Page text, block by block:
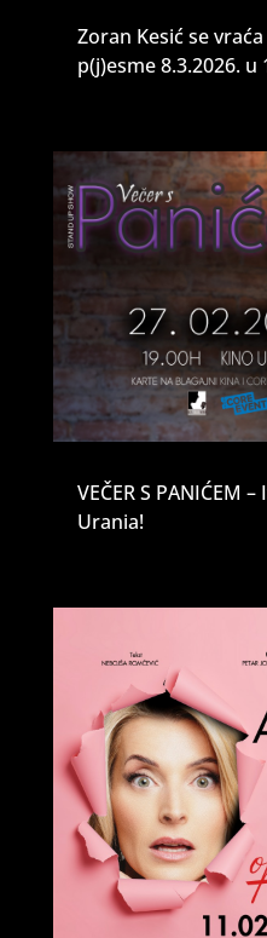
Zoran Kesić se
p(j)esme 8.3.2026. u
VEČER S PANIĆEM
Urania!